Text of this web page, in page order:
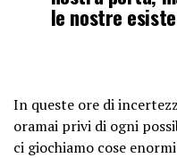
le nostre
In queste ore di
oramai privi di ogni
ci giochiamo cose